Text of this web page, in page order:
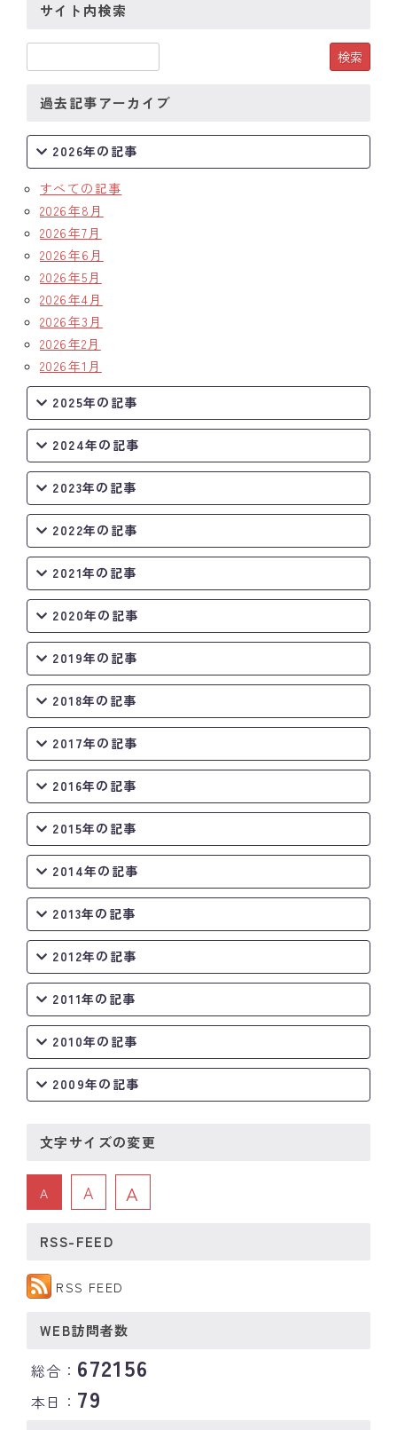
サイト内検索
過去記事アーカイブ
2026年の記事
すべての記事
2026年8月
2026年7月
2026年6月
2026年5月
2026年4月
2026年3月
2026年2月
2026年1月
2025年の記事
2024年の記事
2023年の記事
2022年の記事
2021年の記事
2020年の記事
2019年の記事
2018年の記事
2017年の記事
2016年の記事
2015年の記事
2014年の記事
2013年の記事
2012年の記事
2011年の記事
2010年の記事
2009年の記事
文字サイズの変更
A A A
RSS-FEED
RSS FEED
WEB訪問者数
総合： 672156
本日： 79